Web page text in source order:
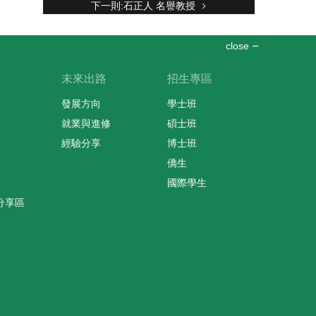
下一則:石正人 名譽教授
close
享區
未來出路
發展方向
就業與進修
經驗分享
招生專區
學士班
碩士班
博士班
僑生
國際學生